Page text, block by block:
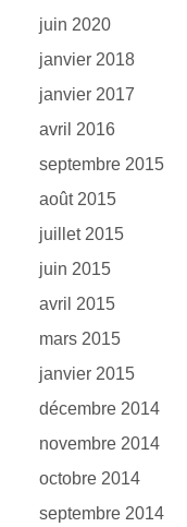
juin 2020
janvier 2018
janvier 2017
avril 2016
septembre 2015
août 2015
juillet 2015
juin 2015
avril 2015
mars 2015
janvier 2015
décembre 2014
novembre 2014
octobre 2014
septembre 2014